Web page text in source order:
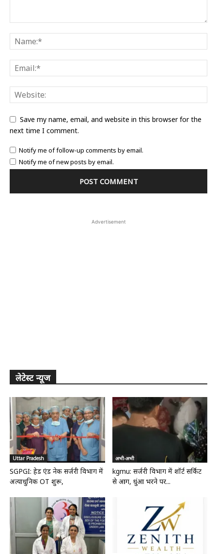
Save my name, email, and website in this browser for the
next time I comment.
Notify me of follow-up comments by email.
Notify me of new posts by email.
Advertisement
लेटेस्ट न्यूज
Uttar Pradesh
SGPGI: हेड एंड नेक सर्जरी विभाग में
अत्याधुनिक OT शुरू,
अभी-अभी
kgmu: सर्जरी विभाग में शॉर्ट सर्किट
से आग, धुंआ भरने पर...